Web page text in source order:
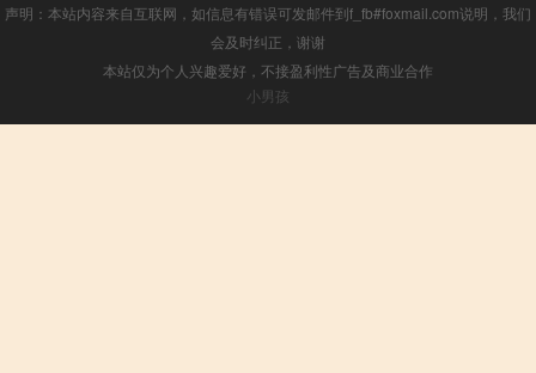
声明：本站内容来自互联网，如信息有错误可发邮件到f_fb#foxmail.com说明，我们
会及时纠正，谢谢
本站仅为个人兴趣爱好，不接盈利性广告及商业合作
小男孩